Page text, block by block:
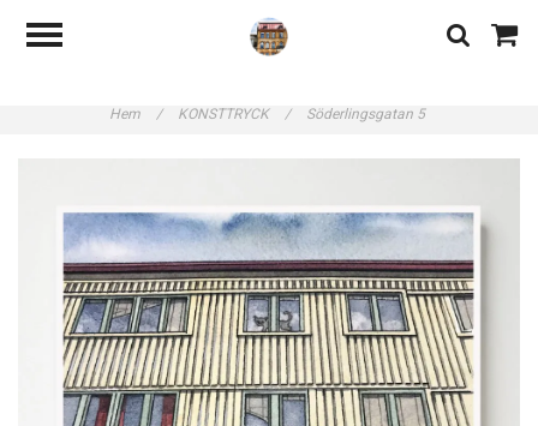
Hem / KONSTTRYCK / Söderlingsgatan 5